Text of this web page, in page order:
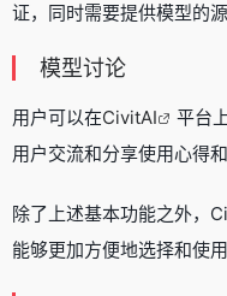
证，同时需要提供模型的
模型讨论
用户可以在CivitAI
平台
用户交流和分享使用心得和
除了上述基本功能之外，
能够更加方便地选择和使